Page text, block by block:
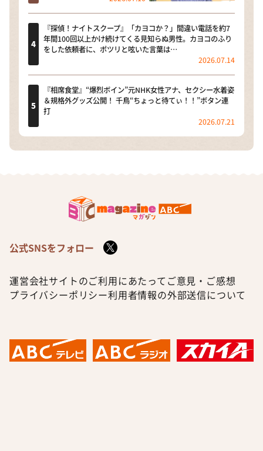
『探偵！ナイトスクープ』「カヨコか？」間違い電話を約7
年間100回以上かけ続けてくる見知らぬ男性。カヨコのふり
をした依頼者に、ポツリと呟いた言葉は…
2026.07.14
『相席食堂』“爆烈ボイン”元NHK女性アナ、セクシー水着姿
＆規格外グッズ公開！ 千鳥“ちょっと待てぃ！！”ボタン連
打
2026.07.21
公式SNSをフォロー
運営会社サイトのご利用にあたって ご意見・ご感想
プライバシーポリシー利用者情報の外部送信について